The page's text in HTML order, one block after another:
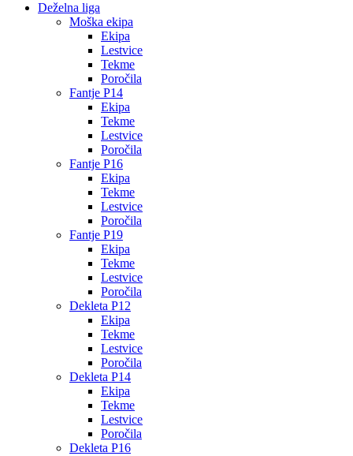
Deželna liga
Moška ekipa
Ekipa
Lestvice
Tekme
Poročila
Fantje P14
Ekipa
Tekme
Lestvice
Poročila
Fantje P16
Ekipa
Tekme
Lestvice
Poročila
Fantje P19
Ekipa
Tekme
Lestvice
Poročila
Dekleta P12
Ekipa
Tekme
Lestvice
Poročila
Dekleta P14
Ekipa
Tekme
Lestvice
Poročila
Dekleta P16